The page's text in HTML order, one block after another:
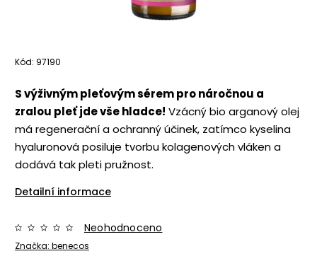
Kód: 97190
S výživným pleťovým sérem pro náročnou a
zralou pleť jde vše hladce! Vzácný bio arganový olej
má regenerační a ochranný účinek, zatímco kyselina
hyaluronová posiluje tvorbu kolagenových vláken a
dodává tak pleti pružnost.
Detailní informace
Značka: benecos
Neohodnoceno